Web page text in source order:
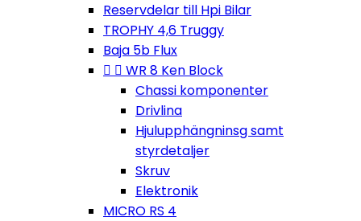
Reservdelar till Hpi Bilar
TROPHY 4,6 Truggy
Baja 5b Flux
  WR 8 Ken Block
Chassi komponenter
Drivlina
Hjulupphängninsg samt
styrdetaljer
Skruv
Elektronik
MICRO RS 4